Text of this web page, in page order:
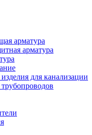
арматура
арматура
для канализации